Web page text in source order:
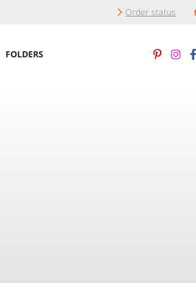
Order status
FOLDERS